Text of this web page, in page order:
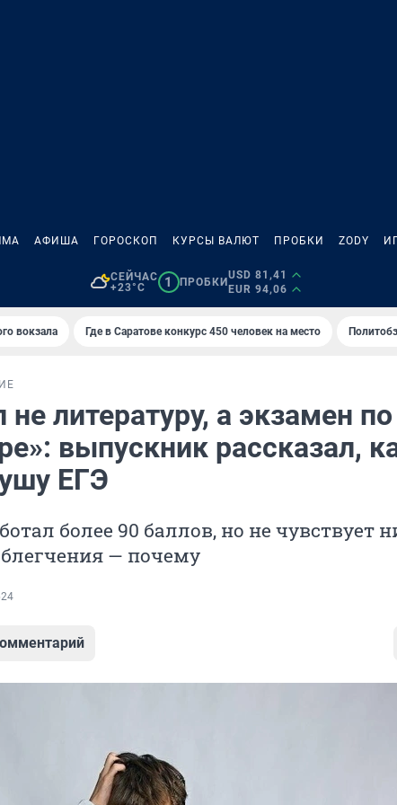
АФИША ГОРОСКОП КУРСЫ ВАЛЮТ ПРОБКИ ZODY
СЕЙЧАС
+23°C
1 ПРОБКИ
USD 81,41
EUR 94,06
вокзала Где в Саратове конкурс 450 человек на место
не литературу, а экзамен по
выпускник рассказал,
ЕГЭ
более 90 баллов, но не чувствует
— почему